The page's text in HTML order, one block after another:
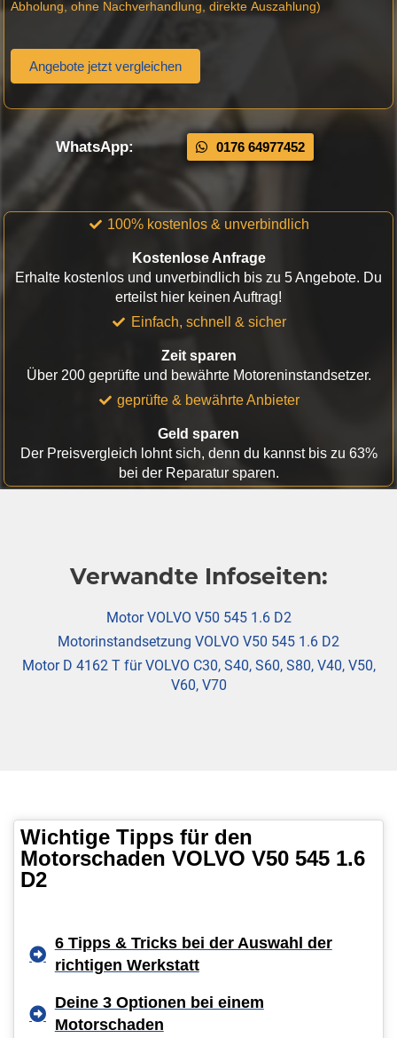
Abholung, ohne Nachverhandlung, direkte Auszahlung)
Angebote jetzt vergleichen
WhatsApp: 0176 64977452
100% kostenlos & unverbindlich
Kostenlose Anfrage
Erhalte kostenlos und unverbindlich bis zu 5 Angebote. Du
erteilst hier keinen Auftrag!
Einfach, schnell & sicher
Zeit sparen
Über 200 geprüfte und bewährte Motoreninstandsetzer.
geprüfte & bewährte Anbieter
Geld sparen
Der Preisvergleich lohnt sich, denn du kannst bis zu 63%
bei der Reparatur sparen.
Verwandte Infoseiten:
Motor VOLVO V50 545 1.6 D2
Motorinstandsetzung VOLVO V50 545 1.6 D2
Motor D 4162 T für VOLVO C30, S40, S60, S80, V40, V50,
V60, V70
Wichtige Tipps für den
Motorschaden VOLVO V50 545 1.6
D2
6 Tipps & Tricks bei der Auswahl der
richtigen Werkstatt
Deine 3 Optionen bei einem
Motorschaden